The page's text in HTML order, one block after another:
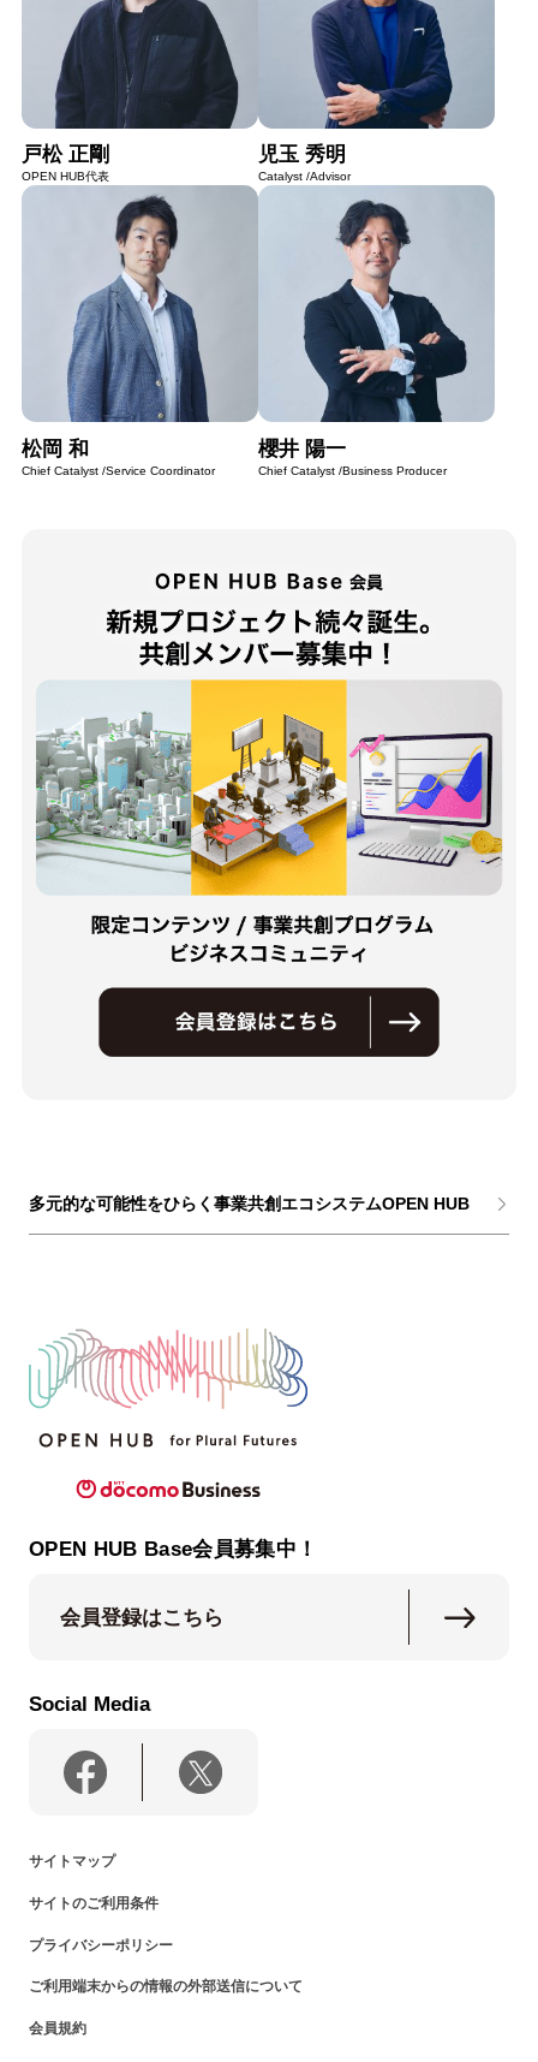
戸松 正剛
OPEN HUB代表
児玉 秀明
Catalyst /Advisor
松岡 和
Chief Catalyst /Service Coordinator
櫻井 陽一
Chief Catalyst /Business Producer
多元的な可能性をひらく事業共創エコシステムOPEN HUB
OPEN HUB Base会員募集中！
会員登録はこちら
Social Media
サイトマップ
サイトのご利用条件
プライバシーポリシー
ご利用端末からの情報の外部送信について
会員規約